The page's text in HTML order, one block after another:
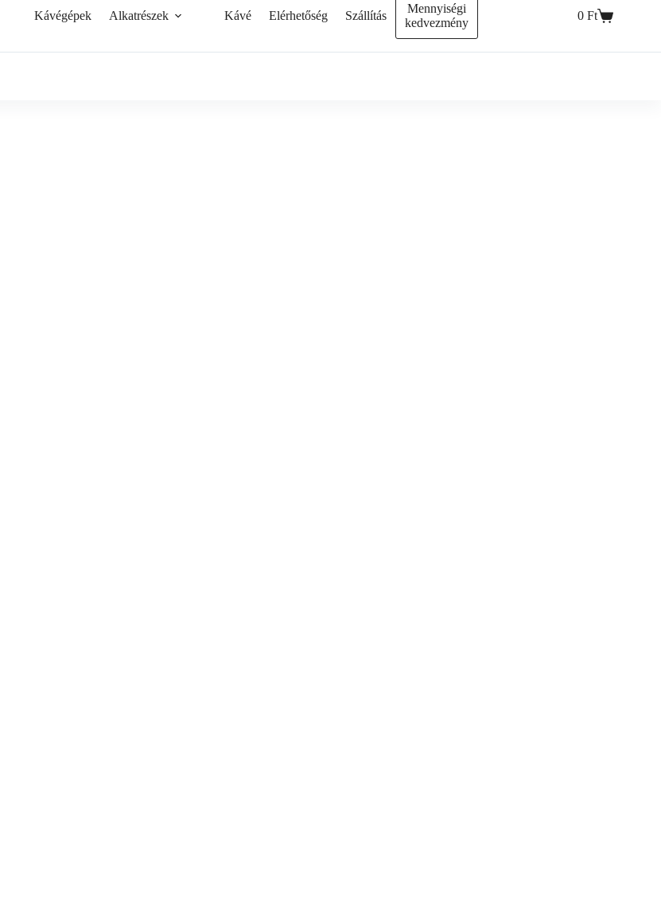
Kávégépek Alkatrészek Kávé Elérhetőség Szállítás
Mennyiségi
kedvezmény
Kosár
0 Ft